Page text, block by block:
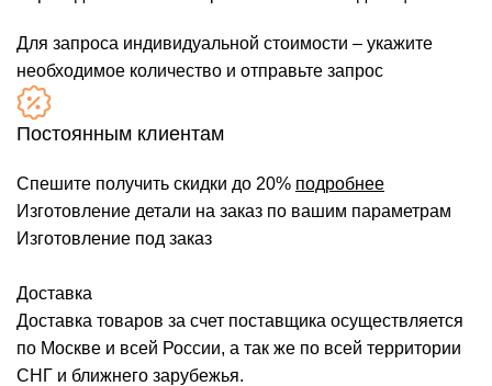
Для запроса индивидуальной стоимости – укажите
необходимое количество и отправьте запрос
Постоянным клиентам
Спешите получить скидки до 20% подробнее
Изготовление детали на заказ по вашим параметрам
Изготовление под заказ
Доставка
Доставка товаров за счет поставщика осуществляется
по Москве и всей России, а так же по всей территории
СНГ и ближнего зарубежья.